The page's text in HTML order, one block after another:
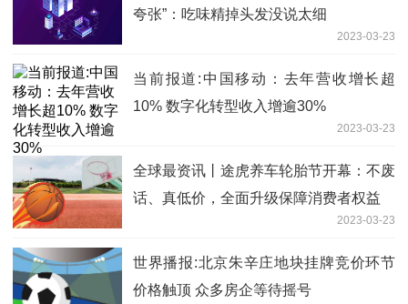
夸张”：吃味精掉头发没说太细
2023-03-23
当前报道:中国移动：去年营收增长超
10% 数字化转型收入增逾30%
2023-03-23
全球最资讯丨途虎养车轮胎节开幕：不废
话、真低价，全面升级保障消费者权益
2023-03-23
世界播报:北京朱辛庄地块挂牌竞价环节
价格触顶 ​众多房企等待摇号